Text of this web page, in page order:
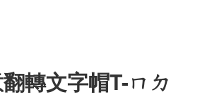
轉文字帽T-ㄇㄉ